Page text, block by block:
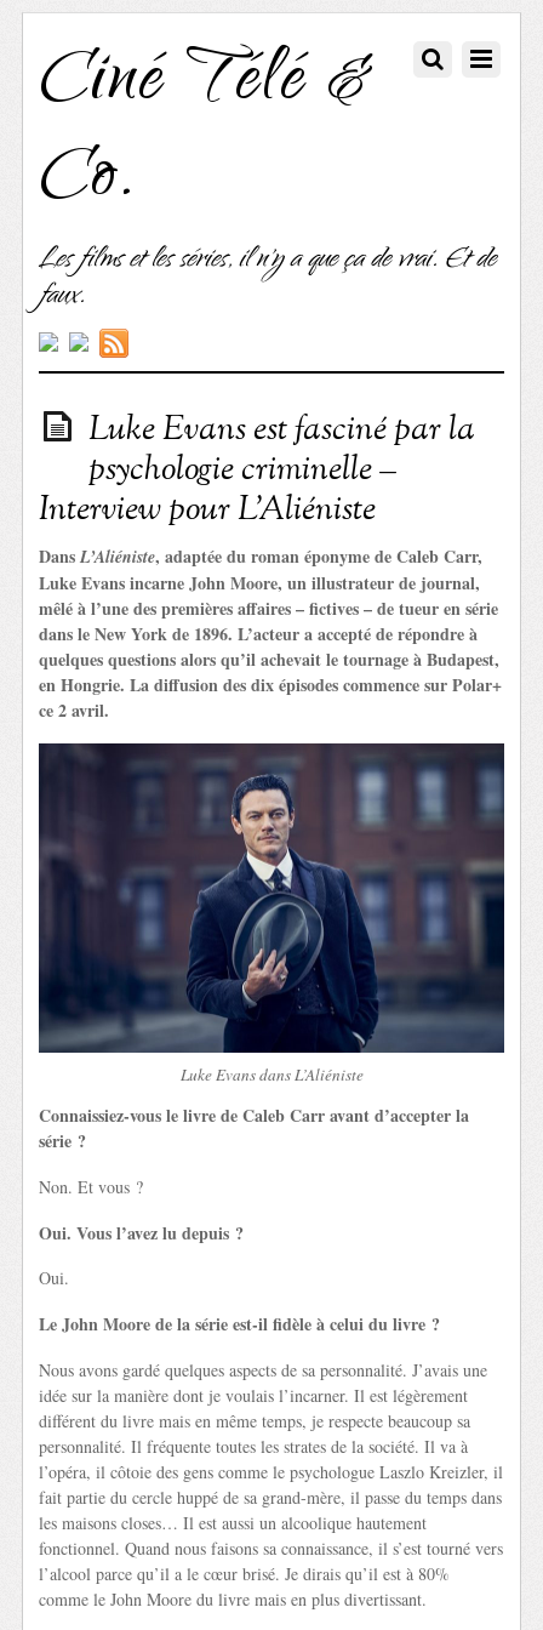
Ciné Télé &
Co.
Les films et les séries, il n'y a que ça de vrai. Et de
faux.
Luke Evans est fasciné par la
psychologie criminelle –
Interview pour L’Aliéniste
DansL’Aliéniste, adaptée du roman éponyme de Caleb Carr,
Luke Evans incarne John Moore, un illustrateur de journal,
mêlé à l’une des premières affaires – fictives – de tueur en série
dans le New York de 1896. L’acteur a accepté de répondre à
quelques questions alors qu’il achevait le tournage à Budapest,
en Hongrie. La diffusion des dix épisodes commence sur Polar+
ce 2 avril.
Luke Evans dans L’Aliéniste
Connaissiez-vous le livre de Caleb Carr avant d’accepter la
série ?
Non. Et vous ?
Oui. Vous l’avez lu depuis ?
Oui.
Le John Moore de la série est-il fidèle à celui du livre ?
Nous avons gardé quelques aspects de sa personnalité. J’avais une
idée sur la manière dont je voulais l’incarner. Il est légèrement
différent du livre mais en même temps, je respecte beaucoup sa
personnalité. Il fréquente toutes les strates de la société. Il va à
l’opéra, il côtoie des gens comme le psychologue Laszlo Kreizler, il
fait partie du cercle huppé de sa grand-mère, il passe du temps dans
les maisons closes… Il est aussi un alcoolique hautement
fonctionnel. Quand nous faisons sa connaissance, il s’est tourné vers
l’alcool parce qu’il a le cœur brisé. Je dirais qu’il est à 80%
comme le John Moore du livre mais en plus divertissant.